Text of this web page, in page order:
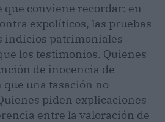
que conviene recordar: en
expolíticos, las pruebas
indicios patrimoniales
los testimonios. Quienes
de inocencia de
una tasación no
piden explicaciones
entre la valoración de